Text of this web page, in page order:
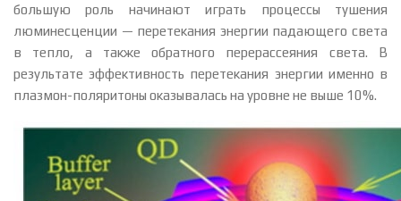
большую роль начинают играть процессы тушения
люминесценции — перетекания энергии падающего света
в тепло, а также обратного перерассеяния света. В
результате эффективность перетекания энергии именно в
плазмон-поляритоны оказывалась на уровне не выше 10%.